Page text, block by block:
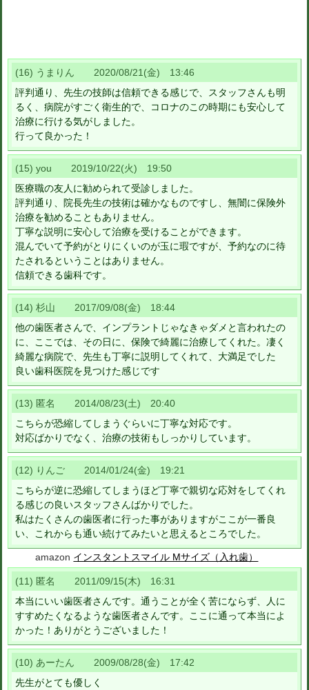
(16) うまりん 2020/08/21(金) 13:46
評判通り、先生の技師は信頼できる感じで、スタッフさんも明
るく、病院がすごく衛生的で、コロナのこの時期にも安心して
治療に行ける気がしました。
行って良かった！
(15) you 2019/10/22(火) 19:50
医療職の友人に勧められて受診しました。
評判通り、院長先生の技術は確かなものですし、無闇に保険外
治療を勧めることもありません。
丁寧な説明に安心して治療を受けることができます。
混んでいて予約がとりにくいのが玉に瑕ですが、予約なのに待
たされるということはありません。
信頼できる歯科です。
(14) 杉山 2017/09/08(金) 18:44
他の歯医者さんで、インプラントじゃなきゃダメと言われたの
に、ここでは、その日に、保険で綺麗に治療してくれた。凄く
綺麗な病院で、先生も丁寧に説明してくれて、大満足でした
良い歯科医院を見つけた感じです
(13) 匿名 2014/08/23(土) 20:40
こちらが恐縮してしまうぐらいに丁寧な対応です。
対応ばかりでなく、治療の技術もしっかりしています。
(12) りんご 2014/01/24(金) 19:21
こちらが逆に恐縮してしまうほど丁寧で親切な応対をしてくれ
る感じの良いスタッフさんばかりでした。
私はたくさんの歯医者に行った事がありますがここが一番良
い、これからも通い続けてみたいと思えるところでした。
amazon インスタントスマイル Mサイズ（入れ歯）
(11) 匿名 2011/09/15(木) 16:31
本当にいい歯医者さんです。通うことが全く苦にならず、人に
すすめたくなるような歯医者さんです。ここに通って本当によ
かった！ありがとうございました！
(10) あーたん 2009/08/28(金) 17:42
先生がとても優しく